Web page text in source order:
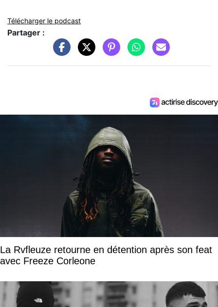
Télécharger le podcast
Partager :
La Rvfleuze retourne en détention après son feat
avec Freeze Corleone